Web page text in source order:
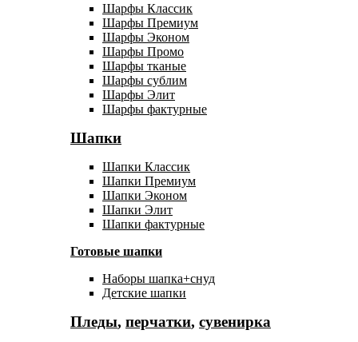
Шарфы Классик
Шарфы Премиум
Шарфы Эконом
Шарфы Промо
Шарфы тканые
Шарфы сублим
Шарфы Элит
Шарфы фактурные
Шапки
Шапки Классик
Шапки Премиум
Шапки Эконом
Шапки Элит
Шапки фактурные
Готовые шапки
Наборы шапка+снуд
Детские шапки
Пледы, перчатки, сувенирка